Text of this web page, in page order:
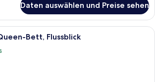
Daten auswählen und Preise sehen
Ein Zimmer mit Holzwänden, einem
Bett, Flussblick